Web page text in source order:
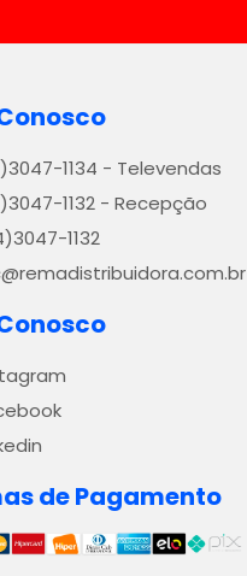
1134 - Televendas
1132 - Recepção
1132
de Pagamento